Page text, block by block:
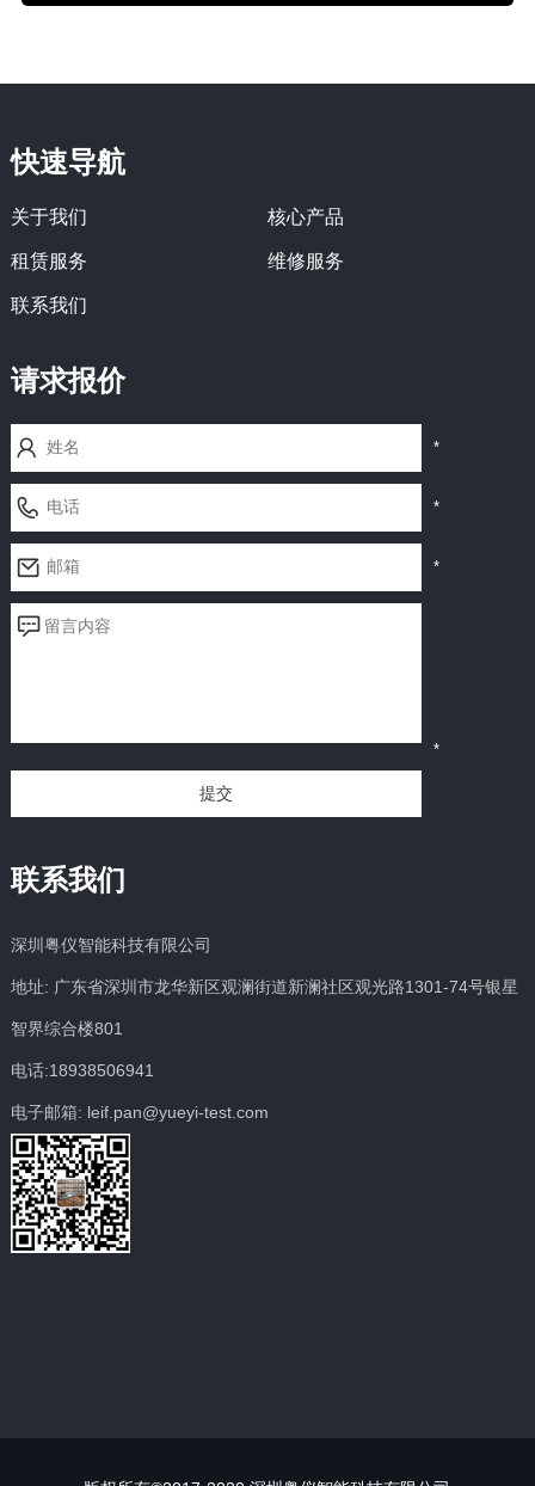
快速导航
关于我们 核心产品
租赁服务 维修服务
联系我们
请求报价
*
*
*
*
提交
联系我们
深圳粤仪智能科技有限公司
地址: 广东省深圳市龙华新区观澜街道新澜社区观光路1301-74号银星
智界综合楼801
电话:18938506941
电子邮箱: leif.pan@yueyi-test.com